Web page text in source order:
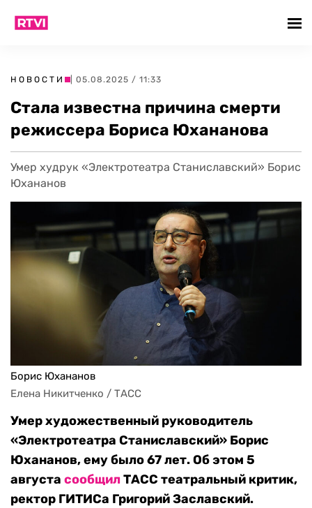
НОВОСТИ | 05.08.2025 / 11:33
Стала известна причина смерти
режиссера Бориса Юхананова
Умер худрук «Электротеатра Станиславский» Борис
Юхананов
Борис Юхананов
Елена Никитченко / ТАСС
Умер художественный руководитель
«Электротеатра Станиславский» Борис
Юхананов, ему было 67 лет. Об этом 5
августа сообщилТАСС театральный критик,
ректор ГИТИСа Григорий Заславский.